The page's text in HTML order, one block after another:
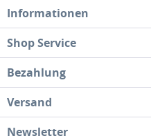
Informationen
Shop Service
Bezahlung
Versand
Newsletter